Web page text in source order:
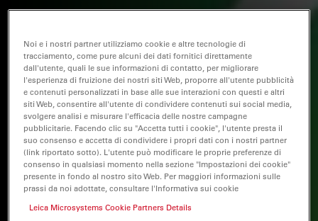
Noi e i nostri partner utilizziamo cookie e altre tecnologie di
tracciamento, come pure alcuni dei dati fornitici direttamente
dall'utente, quali le sue informazioni di contatto, per migliorare
l'esperienza di fruizione dei nostri siti Web, proporre all'utente pubblicità
e contenuti personalizzati in base alle sue interazioni con questi e altri
siti Web, consentire all'utente di condividere contenuti sui social media,
svolgere analisi e misurare l'efficacia delle nostre campagne
pubblicitarie. Facendo clic su "Accetta tutti i cookie", l'utente presta il
suo consenso e accetta di condividere i propri dati con i nostri partner
(link riportato sotto). L'utente può modificare le proprie preferenze di
consenso in qualsiasi momento nella sezione "Impostazioni dei cookie"
presente in fondo al nostro sito Web. Per maggiori informazioni sulle
prassi da noi adottate, consultare l'Informativa sui cookie
Leica Microsystems Cookie Partners Details